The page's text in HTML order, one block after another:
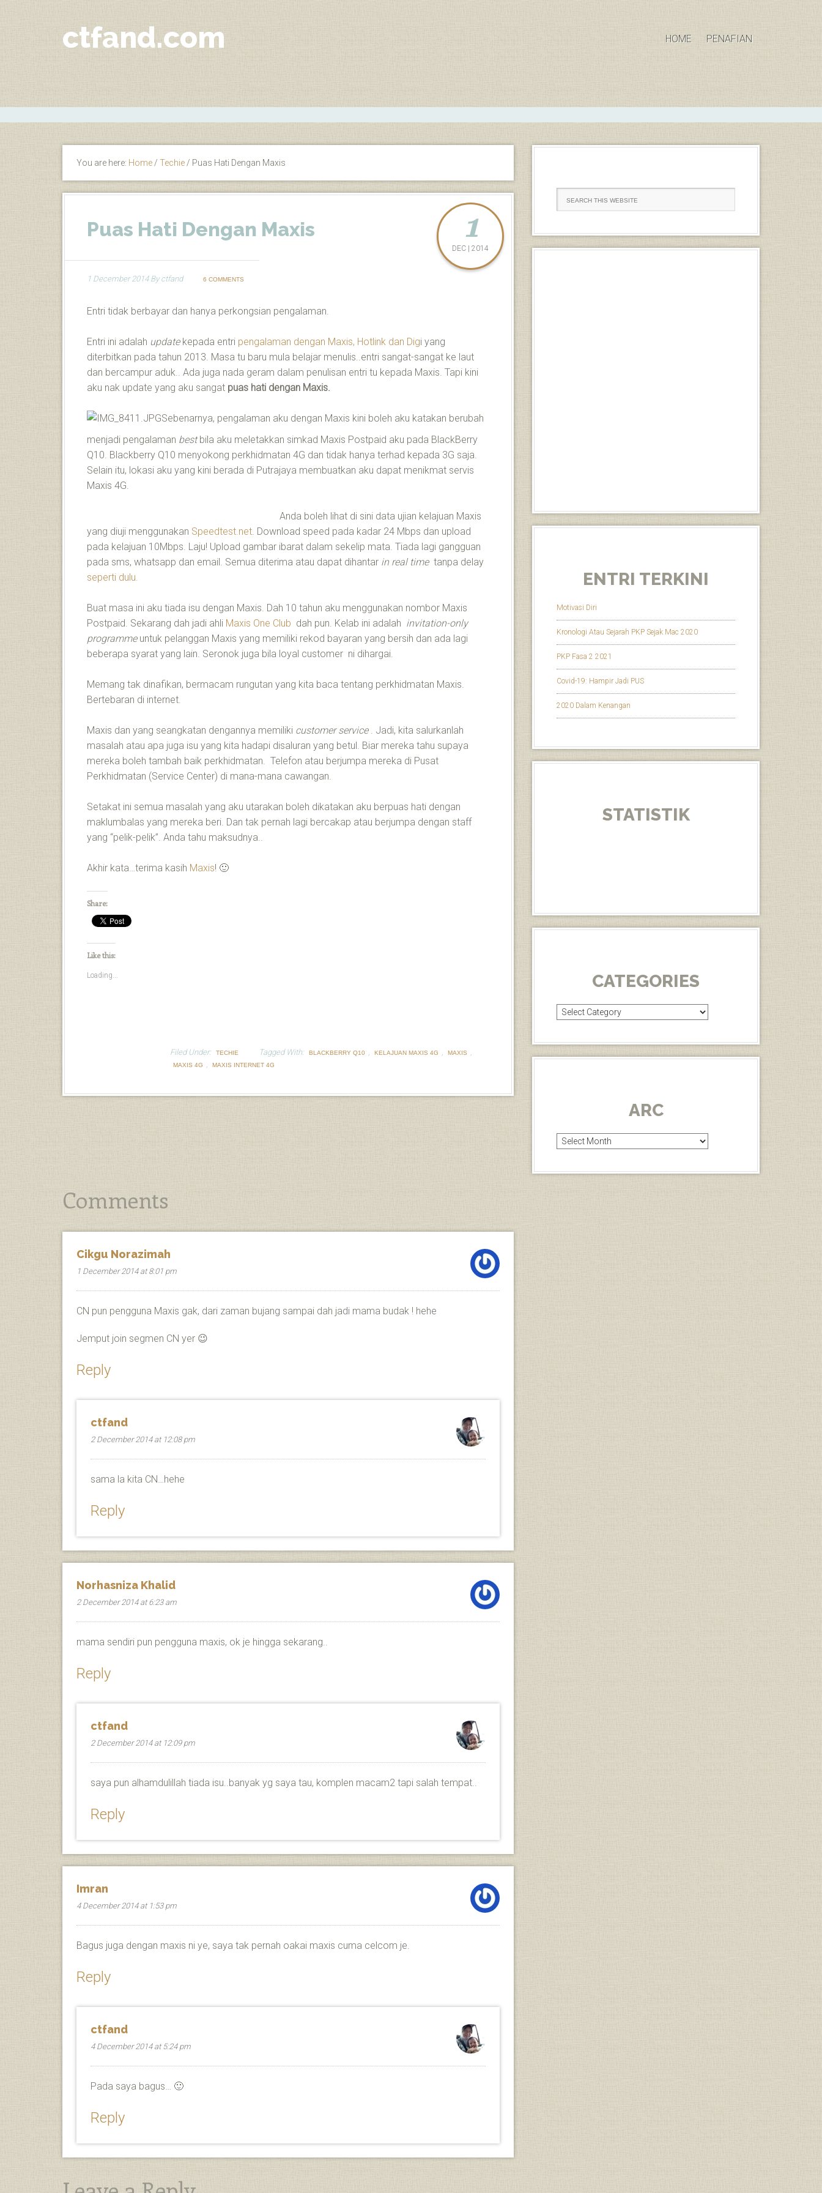
ctfand.com HOME PENAFIAN
You are here: Home / Techie / Puas Hati Dengan Maxis
Puas Hati Dengan Maxis 1
DEC | 2014
1 December 2014Byctfand 6 COMMENTS
Entri tidak berbayar dan hanya perkongsian pengalaman.
Entri ini adalah update kepada entri pengalaman dengan Maxis, Hotlink dan Digi yang
diterbitkan pada tahun 2013. Masa tu baru mula belajar menulis..entri sangat-sangat ke laut
dan bercampur aduk.. Ada juga nada geram dalam penulisan entri tu kepada Maxis. Tapi kini
aku nak update yang aku sangat puas hati dengan Maxis.
Sebenarnya, pengalaman aku dengan Maxis kini boleh aku katakan berubah
menjadi pengalaman bestbila aku meletakkan simkad Maxis Postpaid aku pada BlackBerry
Q10. Blackberry Q10 menyokong perkhidmatan 4G dan tidak hanya terhad kepada 3G saja.
Selain itu, lokasi aku yang kini berada di Putrajaya membuatkan aku dapat menikmat servis
Maxis 4G.
Anda boleh lihat di sini data ujian kelajuan Maxis
yang diuji menggunakan Speedtest.net. Download speed pada kadar 24 Mbps dan upload
pada kelajuan 10Mbps. Laju! Upload gambar ibarat dalam sekelip mata. Tiada lagi gangguan
pada sms, whatsapp dan email. Semua diterima atau dapat dihantar in real time tanpa delay
seperti dulu.
Buat masa ini aku tiada isu dengan Maxis. Dah 10 tahun aku menggunakan nombor Maxis
Postpaid. Sekarang dah jadi ahli Maxis One Club dah pun. Kelab ini adalah invitation-only
programmeuntuk pelanggan Maxis yang memiliki rekod bayaran yang bersih dan ada lagi
beberapa syarat yang lain. Seronok juga bila loyal customer ni dihargai.
Memang tak dinafikan, bermacam rungutan yang kita baca tentang perkhidmatan Maxis.
Bertebaran di internet.
Maxis dan yang seangkatan dengannya memiliki customer service. Jadi, kita salurkanlah
masalah atau apa juga isu yang kita hadapi disaluran yang betul. Biar mereka tahu supaya
mereka boleh tambah baik perkhidmatan. Telefon atau berjumpa mereka di Pusat
Perkhidmatan (Service Center) di mana-mana cawangan.
Setakat ini semua masalah yang aku utarakan boleh dikatakan aku berpuas hati dengan
maklumbalas yang mereka beri. Dan tak pernah lagi bercakap atau berjumpa dengan staff
yang “pelik-pelik”. Anda tahu maksudnya..
Akhir kata…terima kasih Maxis! 🙂
Share:
Like this:
Loading...
Filed Under: TECHIE Tagged With: BLACKBERRY Q10 , KELAJUAN MAXIS 4G , MAXIS ,
MAXIS 4G , MAXIS INTERNET 4G
Comments
Cikgu Norazimah
1 December 2014 at 8:01 pm
CN pun pengguna Maxis gak, dari zaman bujang sampai dah jadi mama budak ! hehe
Jemput join segmen CN yer 😉
Reply
ctfand
2 December 2014 at 12:08 pm
sama la kita CN…hehe
Reply
Norhasniza Khalid
2 December 2014 at 6:23 am
mama sendiri pun pengguna maxis, ok je hingga sekarang..
Reply
ctfand
2 December 2014 at 12:09 pm
saya pun alhamdulillah tiada isu..banyak yg saya tau, komplen macam2 tapi salah tempat..
Reply
Imran
4 December 2014 at 1:53 pm
Bagus juga dengan maxis ni ye, saya tak pernah oakai maxis cuma celcom je.
Reply
ctfand
4 December 2014 at 5:24 pm
Pada saya bagus… 🙂
Reply
ENTRI TERKINI
Motivasi Diri
Kronologi Atau Sejarah PKP Sejak Mac 2020
PKP Fasa 2 2021
Covid-19: Hampir Jadi PUS
2020 Dalam Kenangan
STATISTIK
CATEGORIES
Categories
ARC
Arc